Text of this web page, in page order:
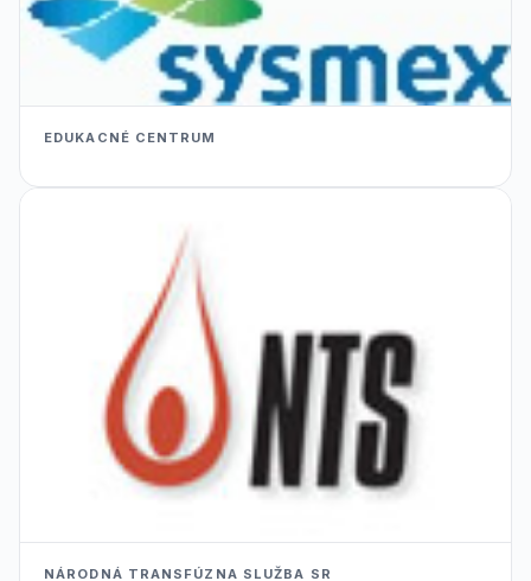
EDUKACNÉ CENTRUM
NÁRODNÁ TRANSFÚZNA SLUŽBA SR